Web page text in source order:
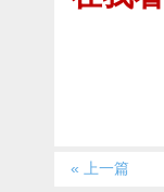
« 上一篇